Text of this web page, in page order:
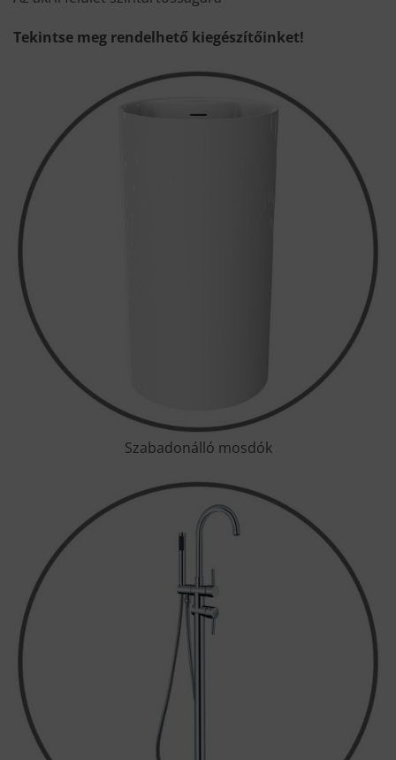
Tekintse meg rendelhető kiegészítőinket!
Szabadonálló mosdók